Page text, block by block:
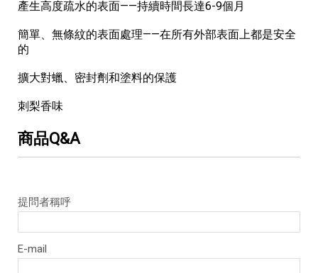
產生高度疏水的表面——持續時間長達6-9個月
簡單、無條紋的表面處理——在所有外部表面上都是安全
的
擴大對蠟、密封劑和塗料的保護
刺梨香味
商品Q&A
提問者稱呼
E-mail